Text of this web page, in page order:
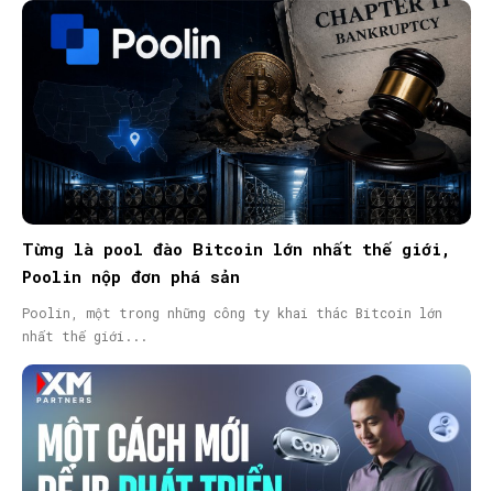
Từng là pool đào Bitcoin lớn nhất thế giới,
Poolin nộp đơn phá sản
Poolin, một trong những công ty khai thác Bitcoin lớn
nhất thế giới...